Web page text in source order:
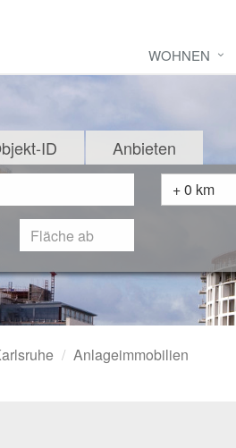
WOHNEN
ID Anbieten
+ 0 km
Anlageimmobilien